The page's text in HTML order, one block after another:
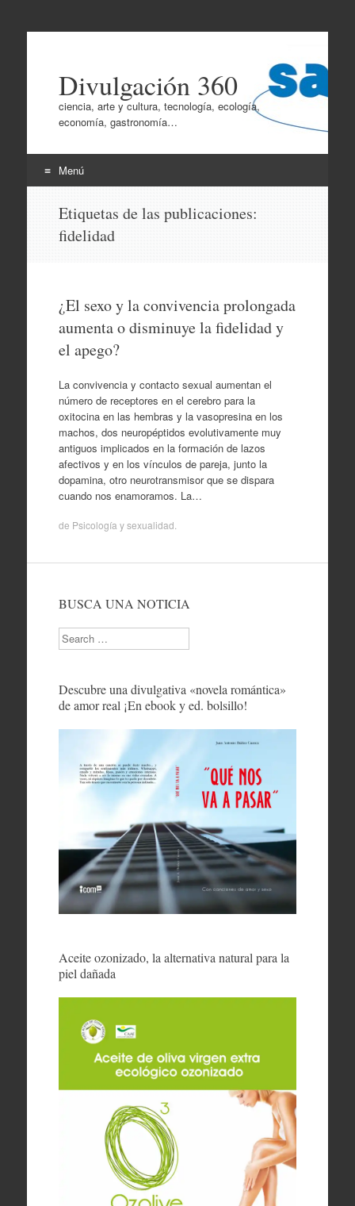
Divulgación 360
ciencia, arte y cultura, tecnología, ecología,
economía, gastronomía…
Menú
contenido
Etiquetas de las publicaciones:
fidelidad
¿El sexo y la convivencia prolongada
aumenta o disminuye la fidelidad y
el apego?
La convivencia y contacto sexual aumentan el
número de receptores en el cerebro para la
oxitocina en las hembras y la vasopresina en los
machos, dos neuropéptidos evolutivamente muy
antiguos implicados en la formación de lazos
afectivos y en los vínculos de pareja, junto la
dopamina, otro neurotransmisor que se dispara
cuando nos enamoramos. La…
de Psicología y sexualidad
BUSCA UNA NOTICIA
Search
Descubre una divulgativa «novela romántica»
de amor real ¡En ebook y ed. bolsillo!
Aceite ozonizado, la alternativa natural para la
piel dañada